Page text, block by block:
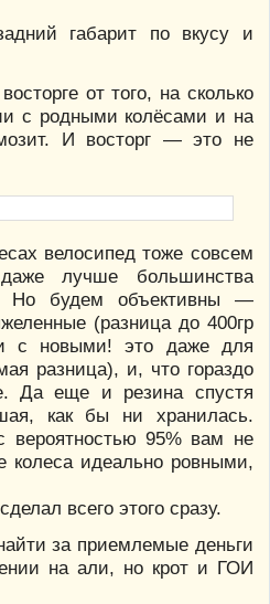
габарит по вкусу и
от того, на сколько
с родными колёсами и на
И восторг — это не
велосипед тоже совсем
лучше большинства
Но будем объективны —
(разница до 400гр
с новыми! это даже для
разница), и, что гораздо
Да еще и резина спустя
как бы ни хранилась.
вероятностью 95% вам не
колеса идеально ровными,
всего этого сразу.
за приемлемые деньги
на али, но крот и ГОИ